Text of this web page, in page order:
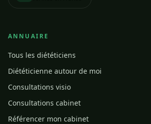
ANNUAIRE
Tous les diététiciens
Diététicienne autour de moi
Consultations visio
Consultations cabinet
Référencer mon cabinet